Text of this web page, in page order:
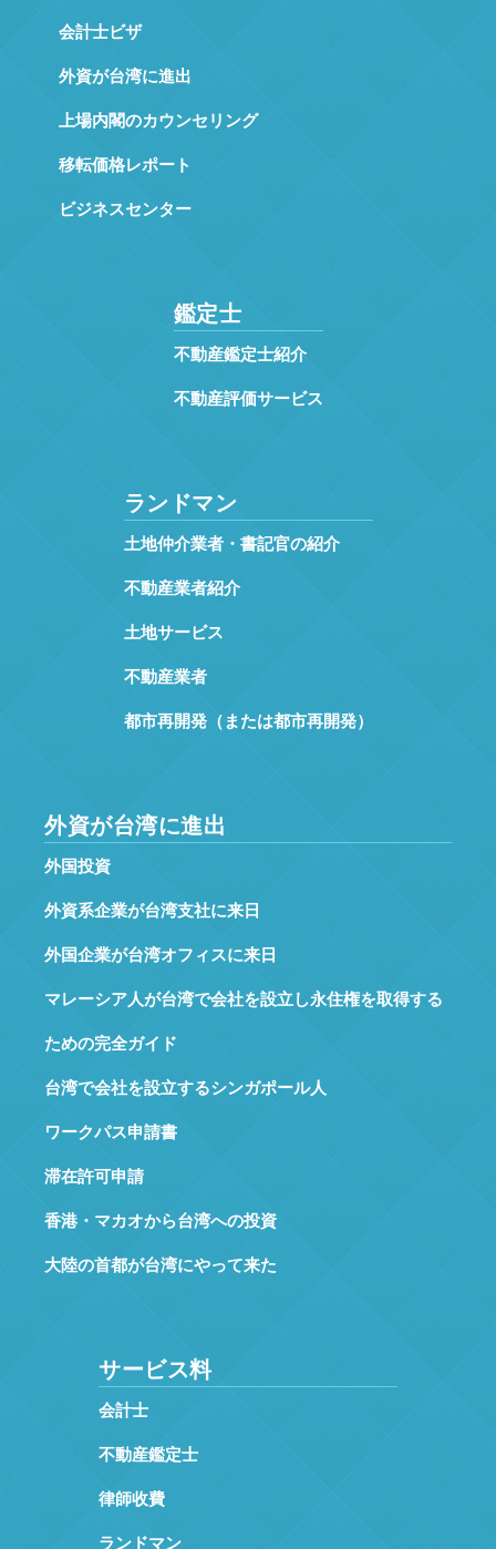
会計士ビザ
外資が台湾に進出
上場内閣のカウンセリング
移転価格レポート
ビジネスセンター
鑑定士
不動産鑑定士紹介
不動産評価サービス
ランドマン
土地仲介業者・書記官の紹介
不動産業者紹介
土地サービス
不動産業者
都市再開発（または都市再開発）
外資が台湾に進出
外国投資
外資系企業が台湾支社に来日
外国企業が台湾オフィスに来日
マレーシア人が台湾で会社を設立し永住権を取得する
ための完全ガイド
台湾で会社を設立するシンガポール人
ワークパス申請書
滞在許可申請
香港・マカオから台湾への投資
大陸の首都が台湾にやって来た
サービス料
会計士
不動産鑑定士
律師收費
ランドマン